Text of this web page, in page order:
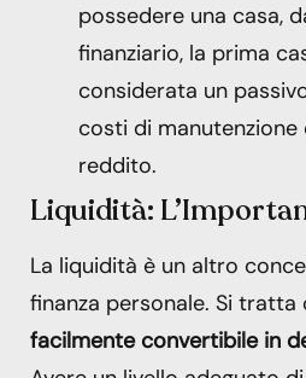
possedere una casa,
finanziario, la prima
considerata un
costi di manutenzione
reddito.
Liquidità:
La liquidità è un altro
finanza personale. Si tratta
facilmente convertibile in